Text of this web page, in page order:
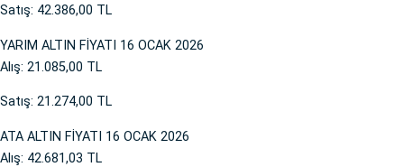
Satış: 42.386,00 TL
YARIM ALTIN FİYATI 16 OCAK 2026
Alış: 21.085,00 TL
Satış: 21.274,00 TL
ATA ALTIN FİYATI 16 OCAK 2026
Alış: 42.681,03 TL